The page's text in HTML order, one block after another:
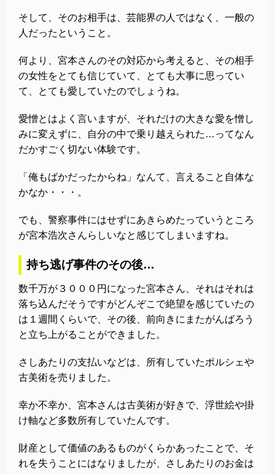
そして、そのお相手は、芸能界の人ではなく、一般の
人だったということ。
何より、宮本さんのその対応から考えると、その相手
の女性をとても信じていて、とても大事に思ってい
て、とても愛していたのでしょうね。
愛憎とはよく言いますが、それだけの大きな愛を憎し
みに変えずに、自分の中で乗り越えられた…ってなん
だかすごく切ない体験です。
「俺もばかだったからね」なんて、言えること自体な
かなか・・・。
でも、警察事件にはせずにあきらめたっていうところ
が宮本浩次さんらしいなと感じてしまいますね。
持ち逃げ事件のその後…
数千万が３０００円になった宮本さん、それはそれは
落ち込んだそうですがどんぞこで絶望を感じていたの
は１週間くらいで、その後、前向きにまたがんばろう
と立ち上がることができました。
さしあたりの支払いなどは、所有していたポルシェや
古美術を売りました。
幸か不幸か、宮本さんは古美術が好きで、浮世絵や掛
け軸など多数所有していたんです。
財産として価値のあるものがくらかあったことで、そ
れを失うことにはなりましたが、さしあたりのお金は